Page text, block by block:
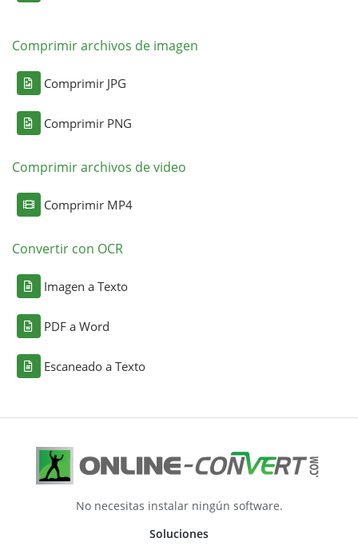
Comprimir archivos de imagen
Comprimir JPG
Comprimir PNG
Comprimir archivos de video
Comprimir MP4
Convertir con OCR
Imagen a Texto
PDF a Word
Escaneado a Texto
No necesitas instalar ningún software.
Soluciones